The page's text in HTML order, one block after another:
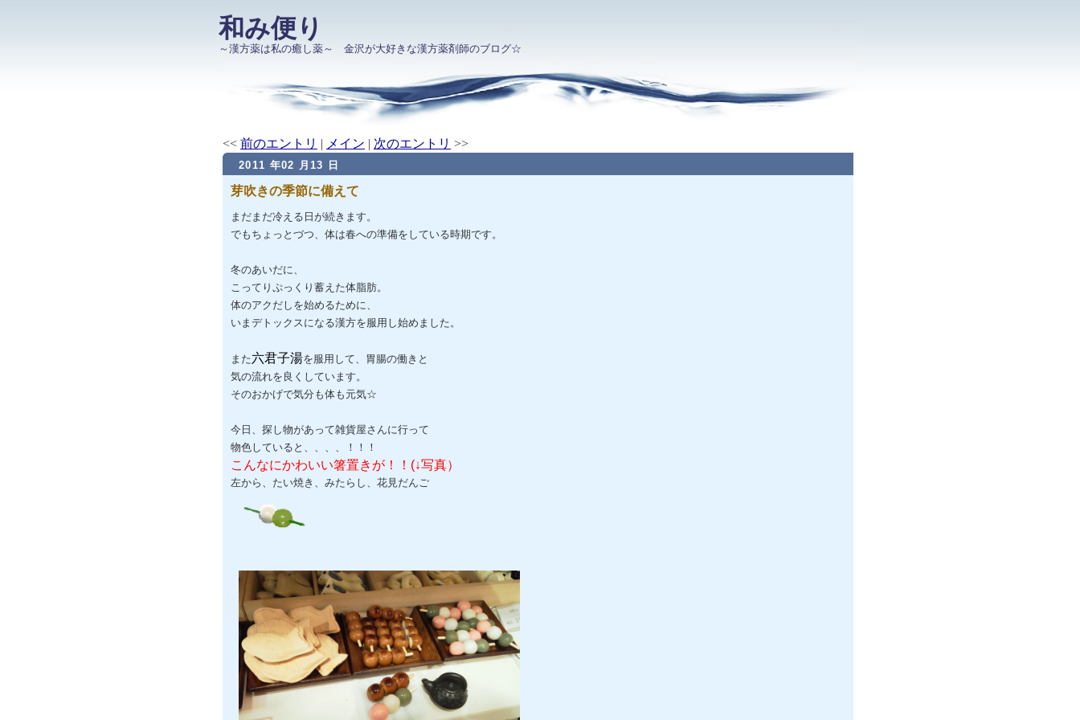
和み便り
～漢方薬は私の癒し薬～ 金沢が大好きな漢方薬剤師のブログ☆
<< 前のエントリ | メイン | 次のエントリ >>
2011 年02 月13 日
芽吹きの季節に備えて
まだまだ冷える日が続きます。
でもちょっとづつ、体は春への準備をしている時期です。
冬のあいだに、
こってりぷっくり蓄えた体脂肪。
体のアクだしを始めるために、
いまデトックスになる漢方を服用し始めました。
また六君子湯を服用して、胃腸の働きと
気の流れを良くしています。
そのおかげで気分も体も元気☆
今日、探し物があって雑貨屋さんに行って
物色していると、、、、！！！
こんなにかわいい箸置きが！！(↓写真）
左から、たい焼き、みたらし、花見だんご